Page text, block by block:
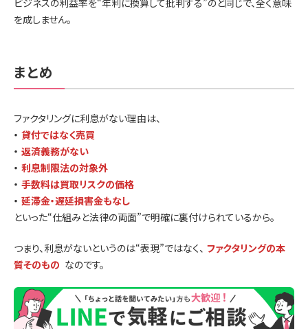
ビジネスの利益率を“年利に換算して批判する”のと同じで、全く意味
を成しません。
まとめ
ファクタリングに利息がない理由は、
・ 貸付ではなく売買
・ 返済義務がない
・ 利息制限法の対象外
・ 手数料は買取リスクの価格
・ 延滞金・遅延損害金もなし
といった“仕組みと法律の両面”で明確に裏付けられているから。
つまり、利息がないというのは“表現”ではなく、 ファクタリングの本
質そのもの なのです。